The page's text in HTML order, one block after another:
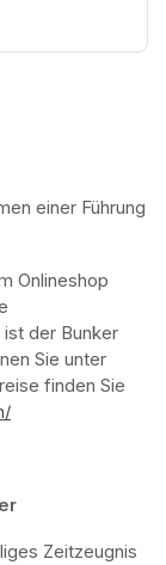
einer Führung
Onlineshop
der Bunker
Sie unter
finden Sie
Zeitzeugnis